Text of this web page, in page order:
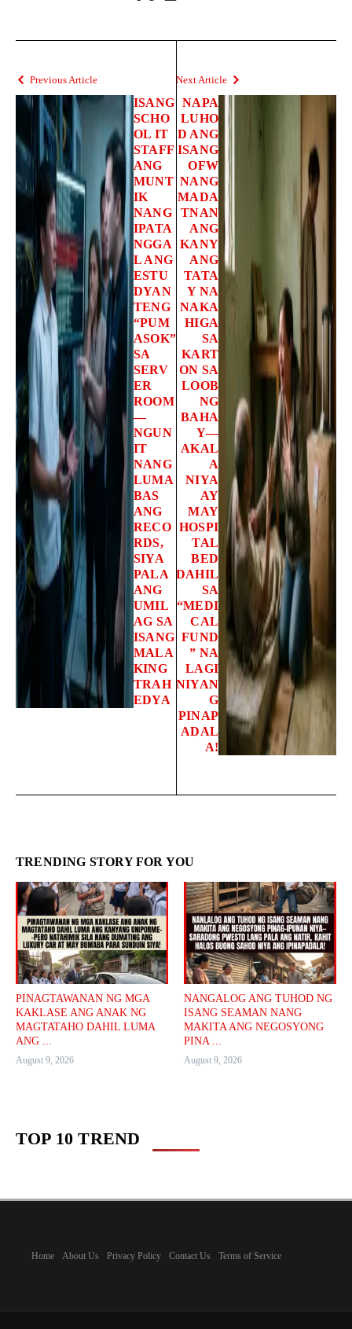
Previous Article
ISANG
SCHO
OL IT
STAFF
ANG
MUNT
IK
NANG
IPATA
NGGA
L ANG
ESTU
DYAN
TENG
“PUM
ASOK”
SA
SERV
ER
ROOM
—
NGUN
IT
NANG
LUMA
BAS
ANG
RECO
RDS,
SIYA
PALA
ANG
UMIL
AG SA
ISANG
MALA
KING
TRAH
EDYA
Next Article
NAPA
LUHO
D ANG
ISANG
OFW
NANG
MADA
TNAN
ANG
KANY
ANG
TATA
Y NA
NAKA
HIGA
SA
KART
ON SA
LOOB
NG
BAHA
Y—
AKAL
A
NIYA
AY
MAY
HOSPI
TAL
BED
DAHIL
SA
“MEDI
CAL
FUND
” NA
LAGI
NIYAN
G
PINAP
ADAL
A!
TRENDING STORY FOR YOU
PINAGTAWANAN NG MGA
KAKLASE ANG ANAK NG
MAGTATAHO DAHIL LUMA
ANG ...
August 9, 2026
NANGALOG ANG TUHOD NG
ISANG SEAMAN NANG
MAKITA ANG NEGOSYONG
PINA ...
August 9, 2026
TOP 10 TREND
Home About Us Privacy Policy Contact Us Terms of Service